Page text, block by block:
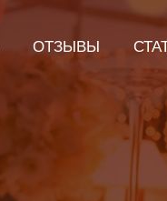
ОТЗЫВЫ